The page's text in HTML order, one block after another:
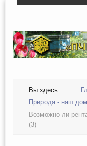
Вы здесь:
Природа - наш дом
Возможно ли
(3)